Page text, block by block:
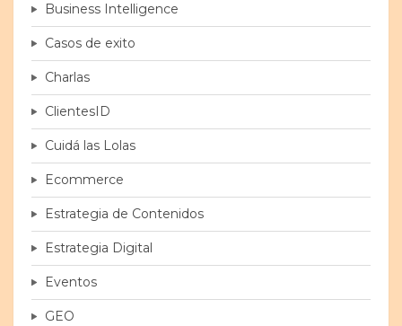
Business Intelligence
Casos de exito
Charlas
ClientesID
Cuidá las Lolas
Ecommerce
Estrategia de Contenidos
Estrategia Digital
Eventos
GEO